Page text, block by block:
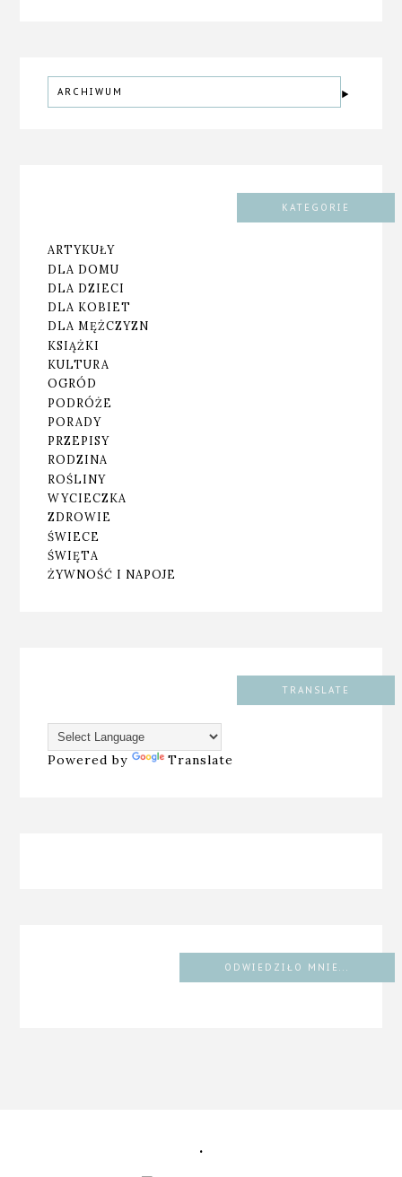
ARCHIWUM
KATEGORIE
ARTYKUŁY
DLA DOMU
DLA DZIECI
DLA KOBIET
DLA MĘŻCZYZN
KSIĄŻKI
KULTURA
OGRÓD
PODRÓŻE
PORADY
PRZEPISY
RODZINA
ROŚLINY
WYCIECZKA
ZDROWIE
ŚWIECE
ŚWIĘTA
ŻYWNOŚĆ I NAPOJE
TRANSLATE
Powered by Translate
ODWIEDZIŁO MNIE...
.